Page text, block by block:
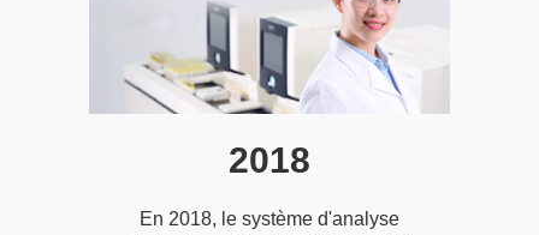
2018
En 2018, le système d'analyse